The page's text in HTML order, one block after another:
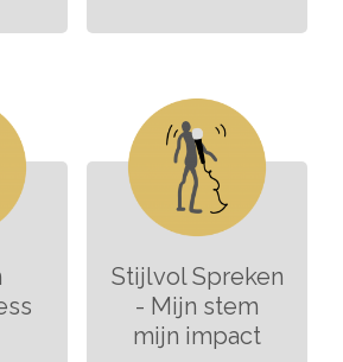
Stijlvol Spreken
- Mijn stem
mijn impact